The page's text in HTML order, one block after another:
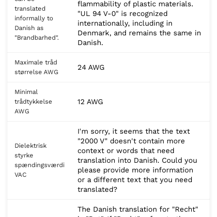
translated
informally to
Danish as
"Brandbarhed".
flammability of plastic materials.
"UL 94 V-0" is recognized
internationally, including in
Denmark, and remains the same in
Danish.
Maximale tråd
størrelse AWG
24 AWG
Minimal
trådtykkelse
AWG
12 AWG
Dielektrisk
styrke
spændingsværdi
VAC
I'm sorry, it seems that the text
"2000 V" doesn't contain more
context or words that need
translation into Danish. Could you
please provide more information
or a different text that you need
translated?
The Danish translation for "Recht"